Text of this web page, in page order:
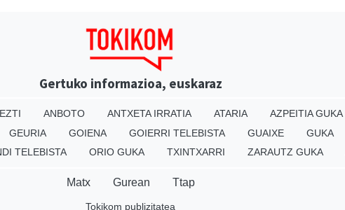
Gertuko informazioa, euskaraz
ANBOTO ANTXETA IRRATIA ATARIA AZPEITIA GUKA
GEURIA GOIENA GOIERRI TELEBISTA GUAIXE GUKA
TELEBISTA ORIO GUKA TXINTXARRI ZARAUTZ GUKA
Matx Gurean Ttap
Tokikom publizitatea